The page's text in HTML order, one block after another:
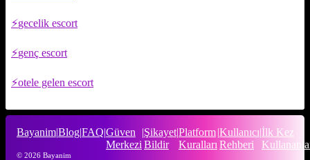
gecelik escort
genç escort
otele gelen escort
Bayanim|Blog|FAQ|Güven
Merkezi
|Şikayet
Bildir
|Platform
Kuralları
|Kullanıcı
Rehberi
|İlk Kez
© 2026 Bayanim